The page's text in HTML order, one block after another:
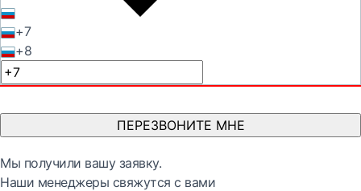
+7
+8
ПЕРЕЗВОНИТЕ МНЕ
Мы получили вашу заявку.
Наши менеджеры свяжутся с вами